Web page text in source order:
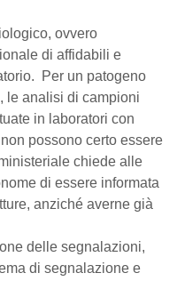
ovvero
di affidabili e
Per un patogeno
le analisi di campioni
in laboratori con
possono certo essere
chiede alle
di essere informata
anziché averne già
delle segnalazioni,
di segnalazione e